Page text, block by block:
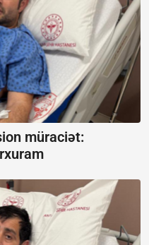
müraciət: